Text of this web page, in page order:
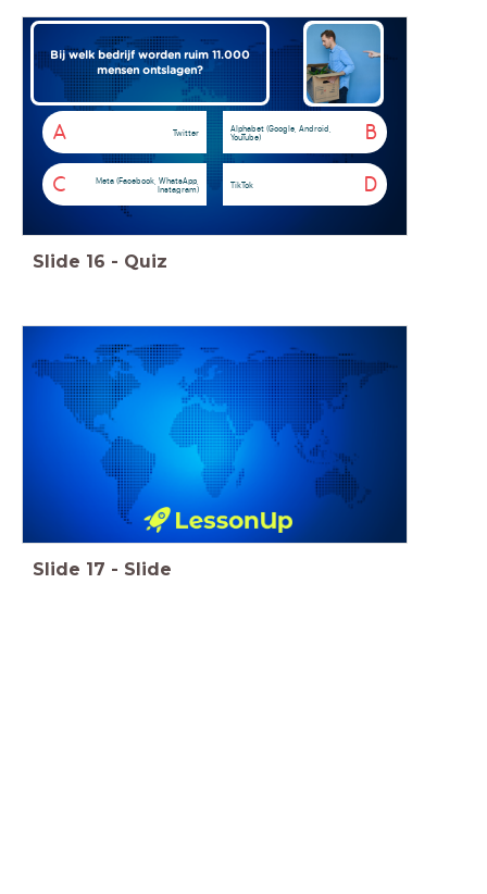
Bij welk bedrijf worden ruim 11.000
mensen ontslagen?
A Twitter B
Alphabet (Google, Android,
YouTube)
C
Meta (Facebook, WhatsApp,
Instagram)
D
TikTok
Slide 16 - Quiz
Slide 17 - Slide